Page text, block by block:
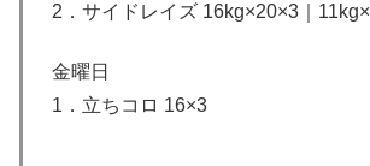
2．サイドレイズ 16kg×20×3｜
金曜日
1．立ちコロ 16×3